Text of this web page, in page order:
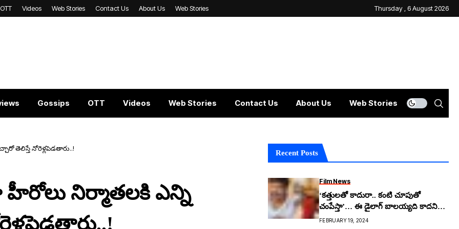
OTT Videos Web Stories Contact Us About Us Web Stories Thursday , 6 August 2026
Gossips OTT Videos Web Stories Contact Us About Us Web Stories
తెలిస్తే నోరెళ్ల‌పెడ‌తారు..!
హీరోలు నిర్మాత‌ల‌కి ఎన్ని
Recent Posts
Film News
‘కత్తులతో కాదురా.. కంటి చూపుతో
చంపేస్తా’… ఈ డైలాగ్ బాల‌య్యది కాద‌ని
తెలుసా..?
FEBRUARY 19, 2024